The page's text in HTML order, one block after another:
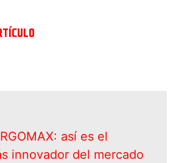
así es el
innovador del mercado